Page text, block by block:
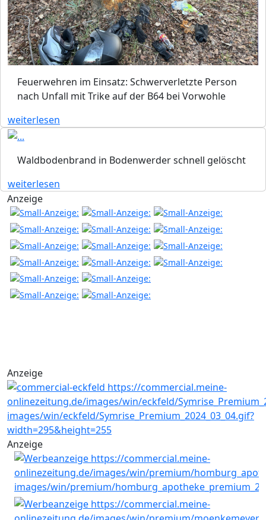
Feuerwehren im Einsatz: Schwerverletzte Person
nach Unfall mit Trike auf der B64 bei Vorwohle
weiterlesen
Waldbodenbrand in Bodenwerder schnell gelöscht
weiterlesen
Anzeige
Anzeige
Anzeige